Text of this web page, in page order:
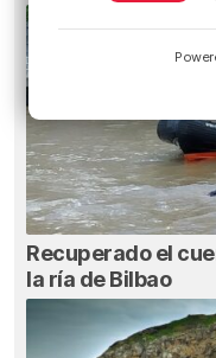
Recuperado el
la ría de Bilbao